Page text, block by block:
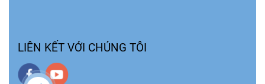
LIÊN KẾT VỚI CHÚNG TÔI